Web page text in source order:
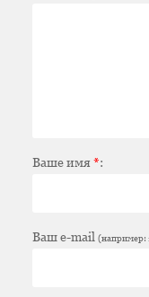
Ваше имя*:
Ваш e-mail (например: